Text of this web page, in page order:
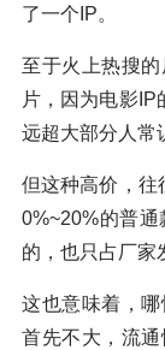
了一个IP。
至于火上热搜
片，因为电影IP
远超大部分人常
但这种高价，往
0%~20%的普
的，也只占厂家
这也意味着，
首先不大，流